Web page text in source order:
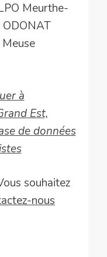
Meurthe-
à
Est,
de données
souhaitez
nous